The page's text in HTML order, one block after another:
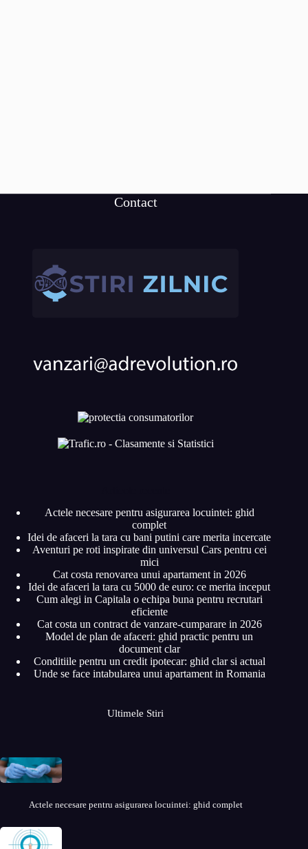
Contact
Actele necesare pentru asigurarea locuintei: ghid
complet
Idei de afaceri la tara cu bani putini care merita incercate
Aventuri pe roti inspirate din universul Cars pentru cei
mici
Cat costa renovarea unui apartament in 2026
Idei de afaceri la tara cu 5000 de euro: ce merita inceput
Cum alegi in Capitala o echipa buna pentru recrutari
eficiente
Cat costa un contract de vanzare-cumparare in 2026
Model de plan de afaceri: ghid practic pentru un
document clar
Conditiile pentru un credit ipotecar: ghid clar si actual
Unde se face intabularea unui apartament in Romania
Ultimele Stiri
Actele necesare pentru asigurarea locuintei: ghid complet